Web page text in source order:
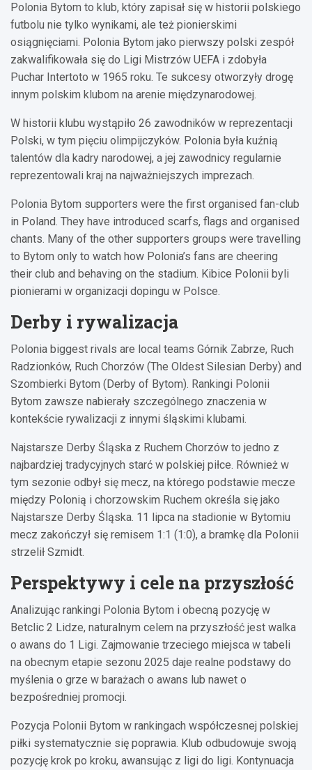
Polonia Bytom to klub, który zapisał się w historii polskiego
futbolu nie tylko wynikami, ale też pionierskimi
osiągnięciami. Polonia Bytom jako pierwszy polski zespół
zakwalifikowała się do Ligi Mistrzów UEFA i zdobyła
Puchar Intertoto w 1965 roku. Te sukcesy otworzyły drogę
innym polskim klubom na arenie międzynarodowej.
W historii klubu wystąpiło 26 zawodników w reprezentacji
Polski, w tym pięciu olimpijczyków. Polonia była kuźnią
talentów dla kadry narodowej, a jej zawodnicy regularnie
reprezentowali kraj na najważniejszych imprezach.
Polonia Bytom supporters were the first organised fan-club
in Poland. They have introduced scarfs, flags and organised
chants. Many of the other supporters groups were travelling
to Bytom only to watch how Polonia’s fans are cheering
their club and behaving on the stadium. Kibice Polonii byli
pionierami w organizacji dopingu w Polsce.
Derby i rywalizacja
Polonia biggest rivals are local teams Górnik Zabrze, Ruch
Radzionków, Ruch Chorzów (The Oldest Silesian Derby) and
Szombierki Bytom (Derby of Bytom). Rankingi Polonii
Bytom zawsze nabierały szczególnego znaczenia w
kontekście rywalizacji z innymi śląskimi klubami.
Najstarsze Derby Śląska z Ruchem Chorzów to jedno z
najbardziej tradycyjnych starć w polskiej piłce. Również w
tym sezonie odbył się mecz, na którego podstawie mecze
między Polonią i chorzowskim Ruchem określa się jako
Najstarsze Derby Śląska. 11 lipca na stadionie w Bytomiu
mecz zakończył się remisem 1:1 (1:0), a bramkę dla Polonii
strzelił Szmidt.
Perspektywy i cele na przyszłość
Analizując rankingi Polonia Bytom i obecną pozycję w
Betclic 2 Lidze, naturalnym celem na przyszłość jest walka
o awans do 1 Ligi. Zajmowanie trzeciego miejsca w tabeli
na obecnym etapie sezonu 2025 daje realne podstawy do
myślenia o grze w barażach o awans lub nawet o
bezpośredniej promocji.
Pozycja Polonii Bytom w rankingach współczesnej polskiej
piłki systematycznie się poprawia. Klub odbudowuje swoją
pozycję krok po kroku, awansując z ligi do ligi. Kontynuacja